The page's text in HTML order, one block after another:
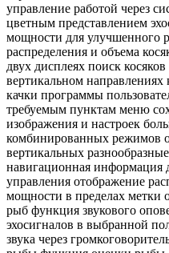
управление работой через
цветным представлением
мощности для улучшенного
распределения и объема
двух дисплеях поиск
вертикальном
качки программы
требуемым пунктам меню
изображения и настроек
комбинированных режимов
вертикальных
навигационная информация
управления отображение
мощности в пределах метки
рыб функция звукового
эхосигналов в выбранной
звука через